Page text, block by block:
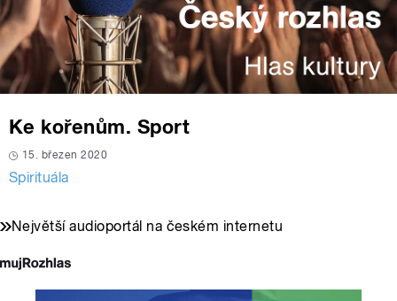
Ke kořenům. Sport
15. březen 2020
Spirituála
Největší audioportál na českém internetu